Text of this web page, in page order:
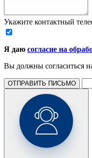
Укажите контактный
Я даю согласие на
Вы должны согласиться
ОТПРАВИТЬ ПИСЬМО